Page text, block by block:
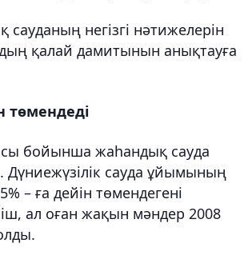
негізгі нәтижелерін
қалай дамитынын анықтауға
төмендеді
бойынша жаһандық сауда
Дүниежүзілік сауда ұйымының
– ға дейін төмендегені
ал оған жақын мәндер 2008